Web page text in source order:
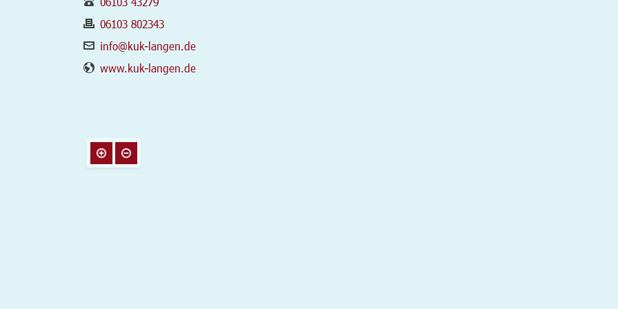
06103 802343
info@kuk-langen.de
www.kuk-langen.de